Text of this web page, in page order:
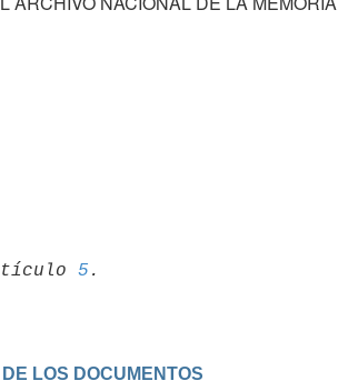
5
LOS DOCUMENTOS